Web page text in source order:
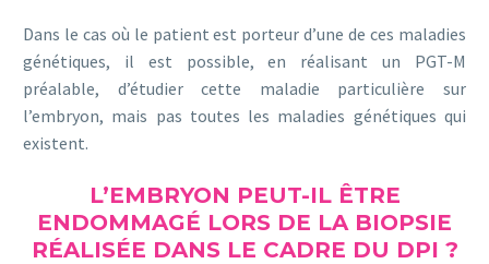
Dans le cas où le patient est porteur d’une de ces maladies
génétiques, il est possible, en réalisant un PGT-M
préalable, d’étudier cette maladie particulière sur
l’embryon, mais pas toutes les maladies génétiques qui
existent.
L’EMBRYON PEUT-IL ÊTRE
ENDOMMAGÉ LORS DE LA BIOPSIE
RÉALISÉE DANS LE CADRE DU DPI ?